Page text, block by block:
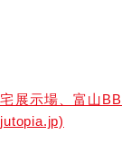
展示場、富山BB